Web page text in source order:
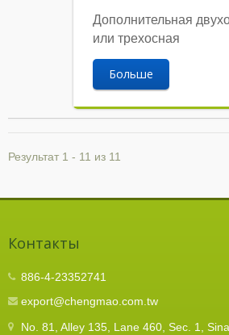
Дополнительная
или трехосная
Больше
Результат 1 - 11 из 11
Контакты
886-4-23352741
export@chengmao.com.tw
No. 81, Alley 135, Lane 460, Sec. 1,